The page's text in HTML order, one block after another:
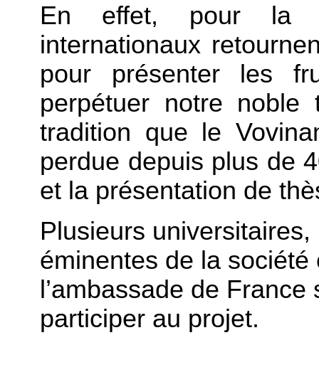
En effet, pour la
internationaux
pour présenter les
perpétuer notre noble
tradition que le
perdue depuis plus de
et la présentation de
Plusieurs
éminentes de la
l’ambassade de
participer au projet.